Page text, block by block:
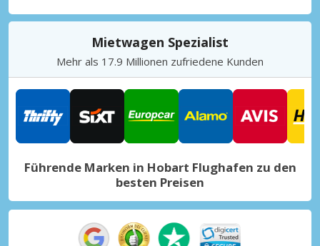
Mietwagen Spezialist
Mehr als 17.9 Millionen zufriedene Kunden
Führende Marken in Hobart Flughafen zu den
besten Preisen